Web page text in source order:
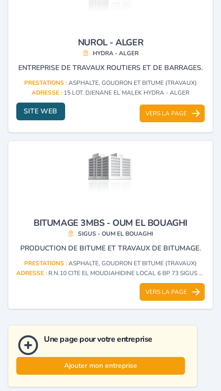
NUROL - ALGER
HYDRA - ALGER
ENTREPRISE DE TRAVAUX ROUTIERS ET DE BARRAGES.
PRESTATIONS :ASPHALTE, GOUDRON ET BITUME (TRAVAUX)
ADRESSE : 15 LOT. DJENANE EL MALEK HYDRA - ALGER
SITE WEB VERS LA PAGE
BITUMAGE 3MBS - OUM EL BOUAGHI
SIGUS - OUM EL BOUAGHI
PRODUCTION DE BITUME ET TRAVAUX DE BITUMAGE.
PRESTATIONS :ASPHALTE, GOUDRON ET BITUME (TRAVAUX)
ADRESSE : R.N.10 CITE EL MOUDJAHIDINE LOCAL 6 BP 73 SIGUS - OUM EL BOUAGHI
VERS LA PAGE
Une page pour votre entreprise
Ajouter mon entreprise